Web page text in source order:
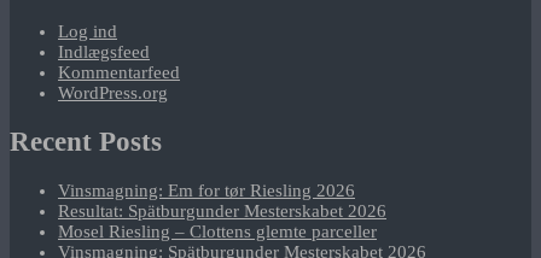
Log ind
Indlægsfeed
Kommentarfeed
WordPress.org
Recent Posts
Vinsmagning: Em for tør Riesling 2026
Resultat: Spätburgunder Mesterskabet 2026
Mosel Riesling – Clottens glemte parceller
Vinsmagning: Spätburgunder Mesterskabet 2026